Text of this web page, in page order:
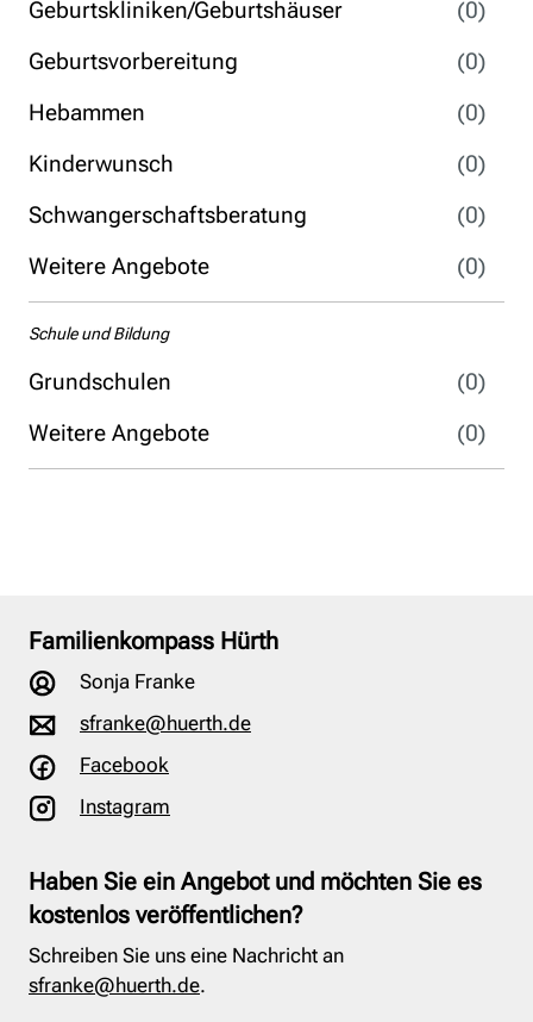
Geburtskliniken/Geburtshäuser
(0)
Geburtsvorbereitung
(0)
Hebammen
(0)
Kinderwunsch
(0)
Schwangerschaftsberatung
(0)
Weitere Angebote
(0)
Schule und Bildung
Grundschulen
(0)
Weitere Angebote
(0)
Familienkompass Hürth
Sonja Franke
sfranke@huerth.de
Facebook
Instagram
Haben Sie ein Angebot und möchten Sie es
kostenlos veröffentlichen?
Schreiben Sie uns eine Nachricht an
sfranke@huerth.de.